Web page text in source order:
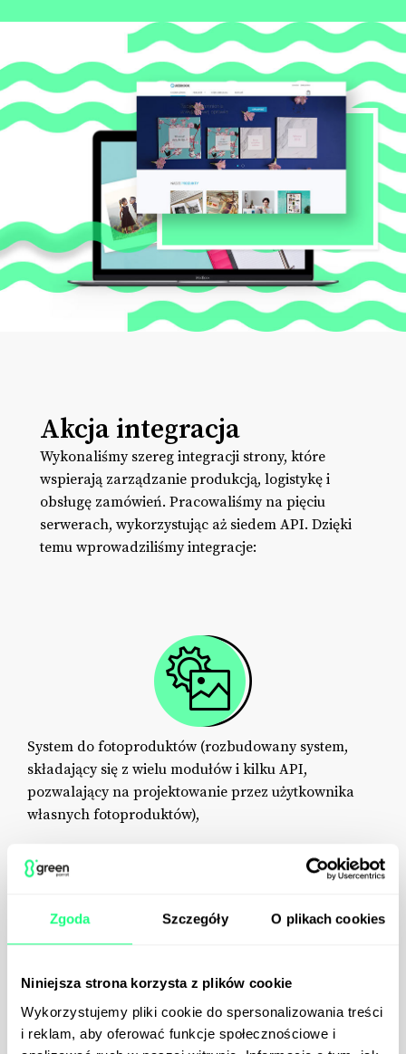
Zgoda Szczegóły O plikach cookies
Niniejsza strona korzysta z plików cookie
Wykorzystujemy pliki cookie do spersonalizowania treści
i reklam, aby oferować funkcje społecznościowe i
Akcja integracja
Wykonaliśmy szereg integracji strony, które
wspierają zarządzanie produkcją, logistykę i
obsługę zamówień. Pracowaliśmy na pięciu
serwerach, wykorzystując aż siedem API. Dzięki
temu wprowadziliśmy integracje:
System do fotoproduktów (rozbudowany system,
składający się z wielu modułów i kilku API,
pozwalający na projektowanie przez użytkownika
własnych fotoproduktów),
InPost Kurier, Paczkomaty InPost, DPD.